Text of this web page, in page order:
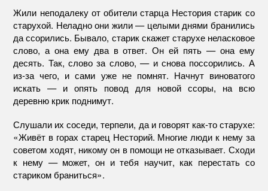
Жили неподалеку от обители старца Нестория старик со
старухой. Неладно они жили — целыми днями бранились
да ссорились. Бывало, старик скажет старухе неласковое
слово, а она ему два в ответ. Он ей пять — она ему
десять. Так, слово за слово, — и снова поссорились. А
из-за чего, и сами уже не помнят. Начнут виноватого
искать — и опять повод для новой ссоры, на всю
деревню крик поднимут.
Слушали их соседи, терпели, да и говорят как-то старухе:
«Живёт в горах старец Несторий. Многие люди к нему за
советом ходят, никому он в помощи не отказывает. Сходи
к нему — может, он и тебя научит, как перестать со
стариком браниться».